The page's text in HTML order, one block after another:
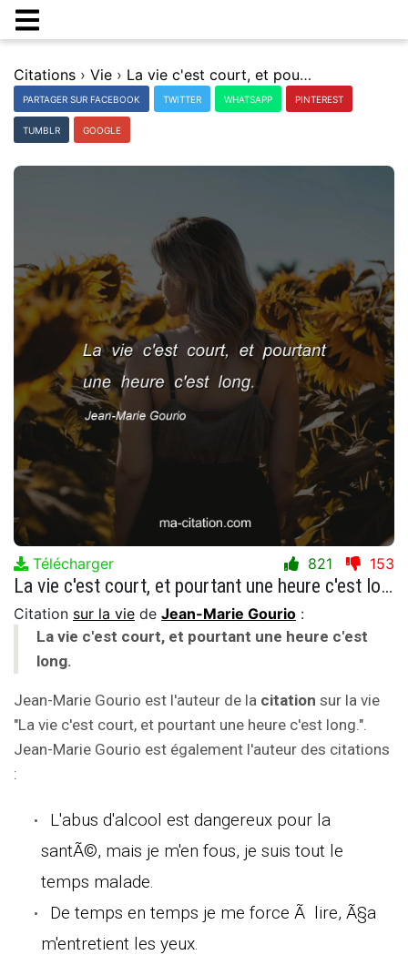
Citations › Vie › La vie c'est court, et pourtant une heure c'est long.
PARTAGER SUR FACEBOOK TWITTER WHATSAPP PINTEREST
TUMBLR GOOGLE
Télécharger 821 153
La vie c'est court, et pourtant une heure c'est long.
Citation sur la vie de Jean-Marie Gourio :
La vie c'est court, et pourtant une heure c'est
long.
Jean-Marie Gourio est l'auteur de la citation sur la vie
"La vie c'est court, et pourtant une heure c'est long.".
Jean-Marie Gourio est également l'auteur des citations
:
L'abus d'alcool est dangereux pour la
santÃ©, mais je m'en fous, je suis tout le
temps malade.
De temps en temps je me force Ã lire, Ã§a
m'entretient les yeux.